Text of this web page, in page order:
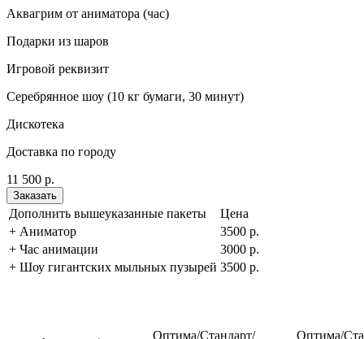
Аквагрим от аниматора (час)
Подарки из шаров
Игровой реквизит
Серебрянное шоу (10 кг бумаги, 30 минут)
Дискотека
Доставка по городу
11 500 р.
Заказать
Дополнить вышеуказанные пакеты
Цена
+ Аниматор
3500 р.
+ Час анимации
3000 р.
+ Шоу гигантских мыльных пузырей 3500 р.
Оптима/Стандарт/ Оптима/